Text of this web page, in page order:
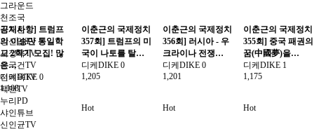
그라운드
천조국
김채환
강신업TV
서정욱TV
송국건TV
전여옥TV
팩맨TV
누리PD
샤인튜브
신인균TV
공지사항] 트럼프
의 이승만 통일학
교 2학기 모집! 많
은…
디케DIKE 0
1,108
이춘근의 국제정치
357회] 트럼프의 미
국이 나토를 탈…
디케DIKE 0
1,205
이춘근의 국제정치
356회] 러시아 - 우
크라이나 전쟁…
디케DIKE 0
1,201
이춘근의 국제정치
355회] 중국 패권의
꿈(中國夢)을…
디케DIKE 1
1,175
Hot Hot Hot